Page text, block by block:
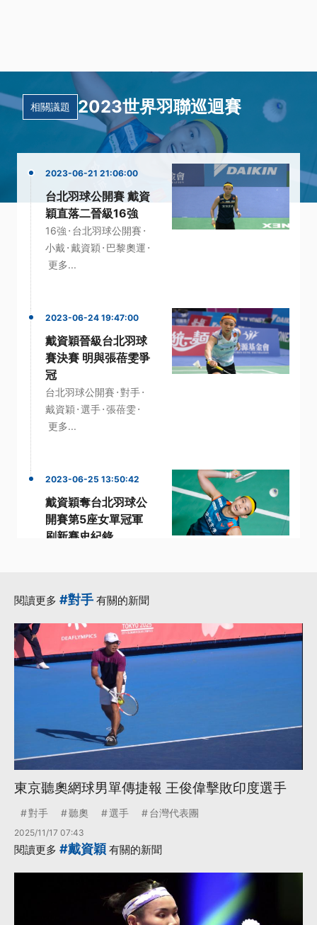
相關議題 2023世界羽聯巡迴賽
2023-06-21 21:06:00
台北羽球公開賽 戴資
穎直落二晉級16強
16強 · 台北羽球公開賽 ·
小戴 ·戴資穎 · 巴黎奧運 ·
更多...
2023-06-24 19:47:00
戴資穎晉級台北羽球
賽決賽 明與張蓓雯爭
冠
台北羽球公開賽 ·對手·
戴資穎 ·選手·張蓓雯·
更多...
2023-06-25 13:50:42
戴資穎奪台北羽球公
開賽第5座女單冠軍
刷新賽史紀錄
閱讀更多 #對手 有關的新聞
東京聽奧網球男單傳捷報 王俊偉擊敗印度選手
對手 聽奧 選手 台灣代表團
2025/11/17 07:43
閱讀更多 #戴資穎 有關的新聞